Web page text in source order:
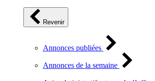
Revenir
Annonces publiées
Annonces de la semaine